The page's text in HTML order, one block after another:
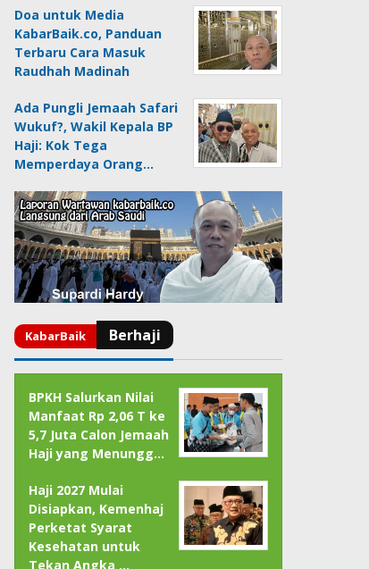
Doa untuk Media
KabarBaik.co, Panduan
Terbaru Cara Masuk
Raudhah Madinah
Ada Pungli Jemaah Safari
Wukuf?, Wakil Kepala BP
Haji: Kok Tega
Memperdaya Orang…
BPKH Salurkan Nilai
Manfaat Rp 2,06 T ke
5,7 Juta Calon Jemaah
Haji yang Menungg…
Haji 2027 Mulai
Disiapkan, Kemenhaj
Perketat Syarat
Kesehatan untuk
Tekan Angka …